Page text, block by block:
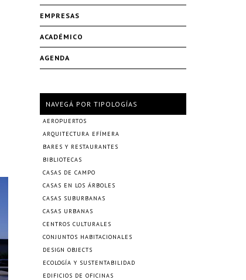
EMPRESAS
ACADÉMICO
AGENDA
NAVEGÁ POR TIPOLOGÍAS
AEROPUERTOS
ARQUITECTURA EFÍMERA
BARES Y RESTAURANTES
BIBLIOTECAS
CASAS DE CAMPO
CASAS EN LOS ÁRBOLES
CASAS SUBURBANAS
CASAS URBANAS
CENTROS CULTURALES
CONJUNTOS HABITACIONALES
DESIGN OBJECTS
ECOLOGÍA Y SUSTENTABILIDAD
EDIFICIOS DE OFICINAS